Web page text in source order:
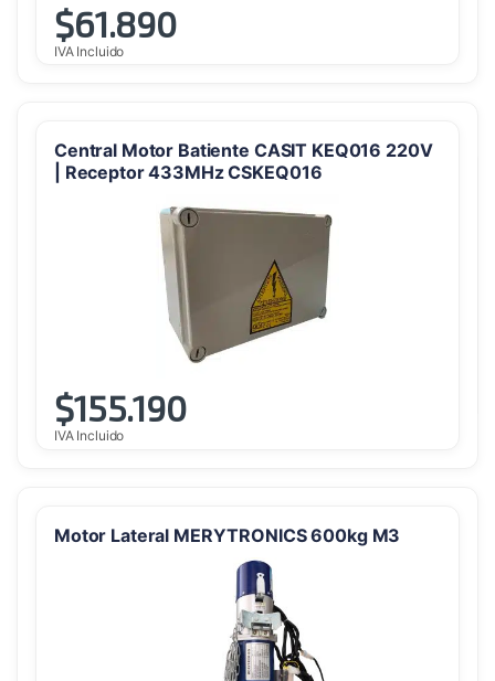
$61.890
IVA Incluido
Central Motor Batiente CASIT KEQ016 220V
| Receptor 433MHz CSKEQ016
$155.190
IVA Incluido
Motor Lateral MERYTRONICS 600kg M3